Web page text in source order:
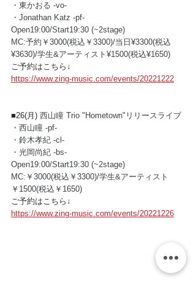
・東かおる -vo-
・Jonathan Katz -pf-
Open19:00/Start19:30 (~2stage)
MC:予約￥3000(税込￥3300)/当日¥3300(税込
¥3630)/学生&アーティスト¥1500(税込¥1650)
ご予約はこちら↓
https://www.zing-music.com/events/20221222
■26(月) 西山瞳 Trio "Hometown"リリースライブ
・西山瞳 -pf-
・鈴木孝紀 -cl-
・光岡尚紀 -bs-
Open19:00/Start19:30 (~2stage)
MC:￥3000(税込￥3300)/学生&アーティスト
￥1500(税込￥1650)
ご予約はこちら↓
https://www.zing-music.com/events/20221226